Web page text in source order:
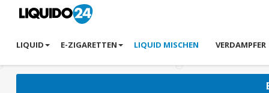
LIQUID E-ZIGARETTEN LIQUID MISCHEN VERDAMPFER